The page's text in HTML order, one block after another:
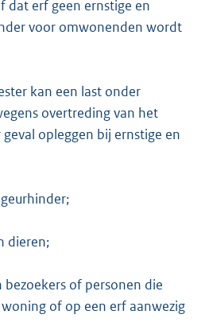
dat erf geen ernstige en
voor omwonenden wordt
kan een last onder
overtreding van het
opleggen bij ernstige en
dieren;
bezoekers of personen die
of op een erf aanwezig